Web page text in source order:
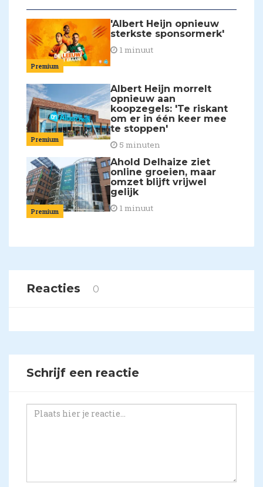
Premium
'Albert Heijn opnieuw
sterkste sponsormerk'
1 minuut
Premium
Albert Heijn morrelt
opnieuw aan
koopzegels: 'Te riskant
om er in één keer mee
te stoppen'
5 minuten
Premium
Ahold Delhaize ziet
online groeien, maar
omzet blijft vrijwel
gelijk
1 minuut
Reacties 0
Schrijf een reactie